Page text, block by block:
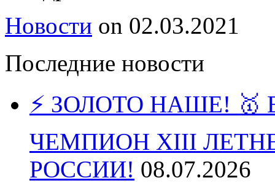
Новости on 02.03.2021
Последние новости
⚡️ ЗОЛОТО НАШЕ!
ЧЕМПИОН XIII
РОССИИ! 08.07.2026